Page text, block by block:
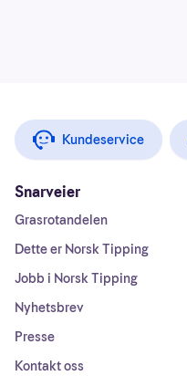
Kundeservice
Snarveier
Grasrotandelen
Dette er Norsk Tipping
Jobb i Norsk Tipping
Nyhetsbrev
Presse
Kontakt oss